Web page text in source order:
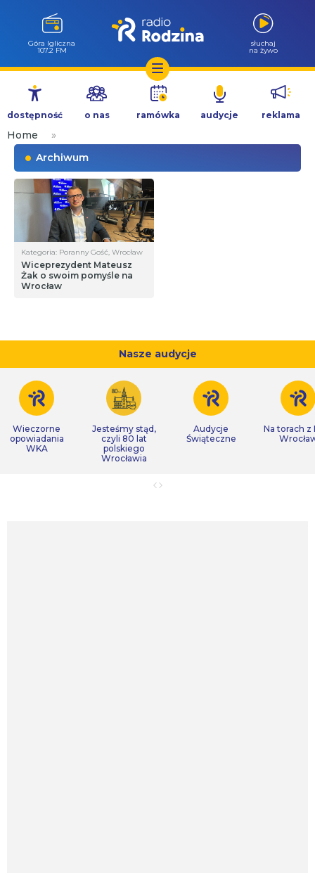
Przejdź
treści
Góra Igliczna
107.2 FM
słuchaj
na żywo
dostępność o nas ramówka audycje reklama
Home
»
Archiwum
Kategoria: Poranny Gość, Wrocław
Wiceprezydent Mateusz
Żak o swoim pomyśle na
Wrocław
Nasze audycje
Wieczorne
opowiadania
WKA
Jesteśmy stąd,
czyli 80 lat
polskiego
Wrocławia
Audycje
Świąteczne
Na torach z